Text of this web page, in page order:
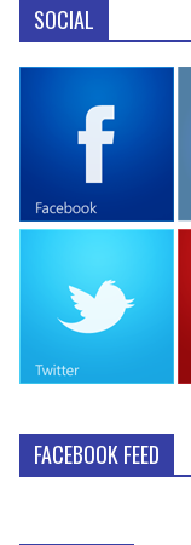
SOCIAL
FACEBOOK FEED